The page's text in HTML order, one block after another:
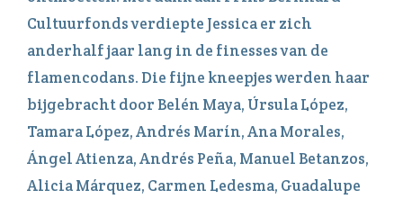
Cultuurfonds verdiepte Jessica er zich
anderhalf jaar lang in de finesses van de
flamencodans. Die fijne kneepjes werden haar
bijgebracht door Belén Maya, Úrsula López,
Tamara López, Andrés Marín, Ana Morales,
Ángel Atienza, Andrés Peña, Manuel Betanzos,
Alicia Márquez, Carmen Ledesma, Guadalupe